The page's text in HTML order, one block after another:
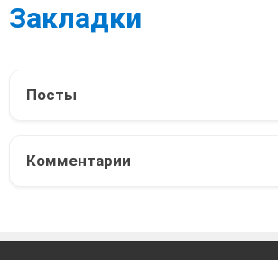
Закладки
Посты
Комментарии